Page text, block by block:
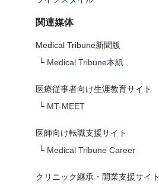
関連媒体
Medical Tribune新聞版
└ Medical Tribune本紙
医療従事者向け生涯教育サイト
└ MT-MEET
医師向け転職支援サイト
└ Medical Tribune Career
クリニック継承・開業支援サイト